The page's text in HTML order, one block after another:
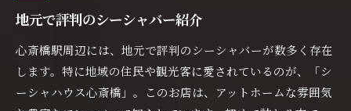
地元で評判のシーシャバー紹介
心斎橋駅周辺には、地元で評判のシーシャバーが数多く存在
します。特に地域の住民や観光客に愛されているのが、「シ
ーシャハウス心斎橋」。このお店は、アットホームな雰囲気